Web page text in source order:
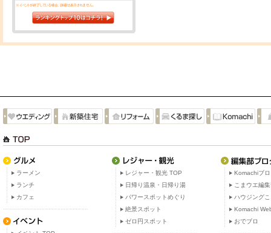
ラーメン
ランチ
カフェ
レジャー・観光 TOP
日帰り温泉・日帰り湯
パワースポットめぐり
絶景スポット
ゼロ円スポット
Komachiブ
こまウエ編
ハウジング
Komachi
おでブロ